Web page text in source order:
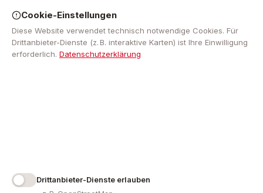
gemeinde@gutau.ooe.gv.at
Öffnungszeiten: Mo - Fr: 7.30 Uhr bis 12.00 Uhr, Mo, Do: 13.00
Uhr bis 18.00 Uhr,
Cookie-Einstellungen
Cookie-Einstellungen
Diese Website verwendet technisch notwendige Cookies. Für
Drittanbieter-Dienste (z. B. interaktive Karten) ist Ihre Einwilligung
erforderlich. Datenschutzerklärung
Drittanbieter-Dienste erlauben